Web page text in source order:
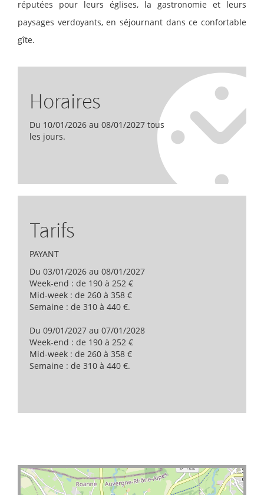
réputées pour leurs églises, la gastronomie et leurs
paysages verdoyants, en séjournant dans ce confortable
gîte.
Horaires
Du 10/01/2026 au 08/01/2027 tous
les jours.
Tarifs
PAYANT
Du 03/01/2026 au 08/01/2027
Week-end : de 190 à 252 €
Mid-week : de 260 à 358 €
Semaine : de 310 à 440 €.
Du 09/01/2027 au 07/01/2028
Week-end : de 190 à 252 €
Mid-week : de 260 à 358 €
Semaine : de 310 à 440 €.